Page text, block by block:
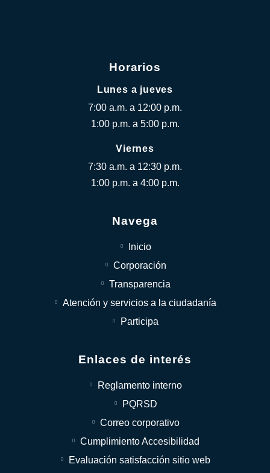
Horarios
Lunes a jueves
7:00 a.m. a 12:00 p.m.
1:00 p.m. a 5:00 p.m.
Viernes
7:30 a.m. a 12:30 p.m.
1:00 p.m. a 4:00 p.m.
Navega
Inicio
Corporación
Transparencia
Atención y servicios a la ciudadanía
Participa
Enlaces de interés
Reglamento interno
PQRSD
Correo corporativo
Cumplimiento Accesibilidad
Evaluación satisfacción sitio web